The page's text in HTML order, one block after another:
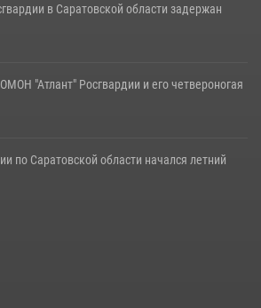
в Саратовской области задержан
"Атлант" Росгвардии и его четвероногая
по Саратовской области начался летний